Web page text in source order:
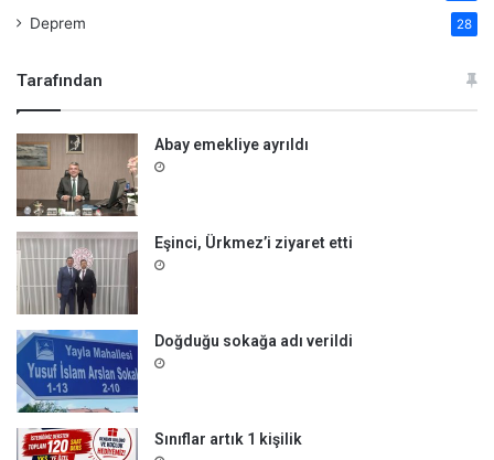
Deprem 28
Tarafından
Abay emekliye ayrıldı
Eşinci, Ürkmez’i ziyaret etti
Doğduğu sokağa adı verildi
Sınıflar artık 1 kişilik